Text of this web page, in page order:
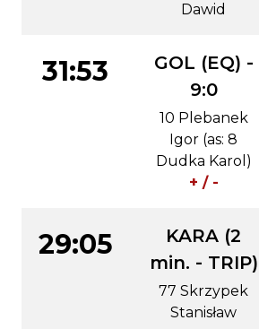
Dawid
31:53
GOL (EQ) -
9:0
10 Plebanek
Igor (as: 8
Dudka Karol)
+ / -
29:05
KARA (2
min. - TRIP)
77 Skrzypek
Stanisław